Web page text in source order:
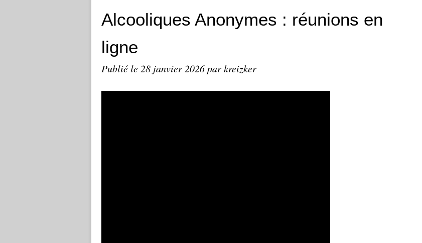
Alcooliques Anonymes : réunions en
ligne
Publié le 28 janvier 2026par kreizker